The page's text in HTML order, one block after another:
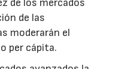
de los mercados
de las
moderarán el
per cápita.